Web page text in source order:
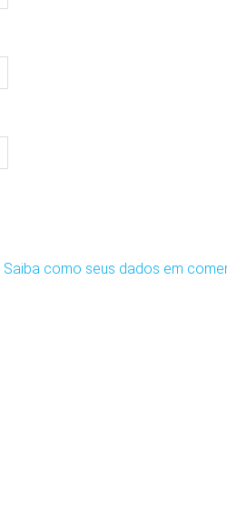
Saiba como seus dados em